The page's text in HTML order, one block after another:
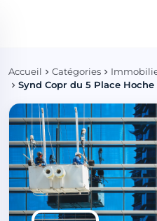
Accueil Catégories
Synd Copr du 5 Place Hoche